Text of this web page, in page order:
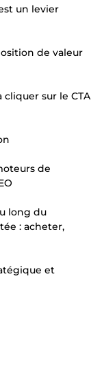
un levier
de valeur
cliquer sur le CTA
de
long du
: acheter,
et